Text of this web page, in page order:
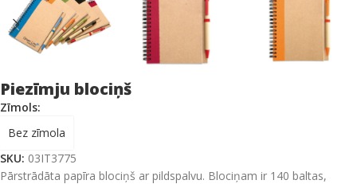
Piezīmju blociņš
Zīmols:
Bez zīmola
SKU: 03IT3775
Pārstrādāta papīra blociņš ar pildspalvu. Blociņam ir 140 baltas,